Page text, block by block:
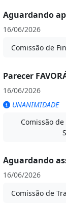
Aguardando
16/06/2026
Comissão de
Parecer
16/06/2026
UNANIMIDADE
Comissão
Aguardando
16/06/2026
Comissão de